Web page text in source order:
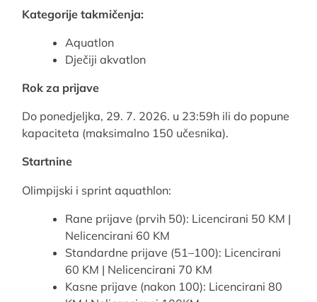
Kategorije takmičenja:
Aquatlon
Dječiji akvatlon
Rok za prijave
Do ponedjeljka, 29. 7. 2026. u 23:59h ili do popune
kapaciteta (maksimalno 150 učesnika).
Startnine
Olimpijski i sprint aquathlon:
Rane prijave (prvih 50): Licencirani 50 KM |
Nelicencirani 60 KM
Standardne prijave (51–100): Licencirani
60 KM | Nelicencirani 70 KM
Kasne prijave (nakon 100): Licencirani 80